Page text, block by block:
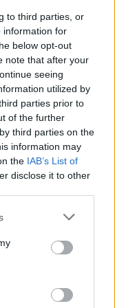
to third parties, or
information for
below opt-out
note that after your
seeing
utilized by
parties prior to
of the further
third parties on the
information may
the IAB’s List of
disclose it to other
Národní
životního
(MŽP) dokončilo
Národního
plánu adaptace na
pro období
životního prostředí
Od roku 2021 už bylo
776 projektů
prevenci rizik a
33 stupňů,
teplota moře u
ve středu odpoledne